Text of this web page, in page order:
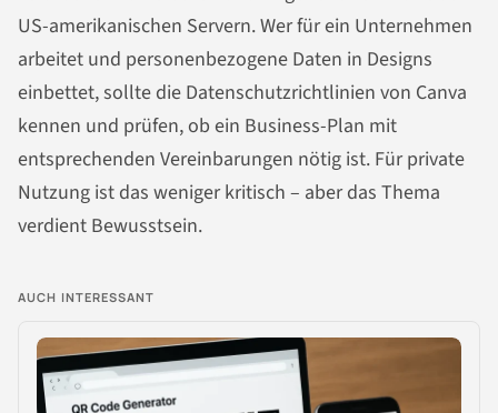
US-amerikanischen Servern. Wer für ein Unternehmen
arbeitet und personenbezogene Daten in Designs
einbettet, sollte die Datenschutzrichtlinien von Canva
kennen und prüfen, ob ein Business-Plan mit
entsprechenden Vereinbarungen nötig ist. Für private
Nutzung ist das weniger kritisch – aber das Thema
verdient Bewusstsein.
AUCH INTERESSANT